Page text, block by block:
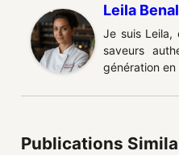
Leila
Je suis Leila,
saveurs
génération en
Publications